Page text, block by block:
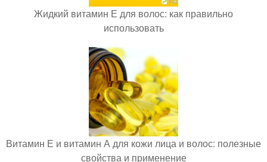
Жидкий витамин Е для волос: как правильно
использовать
Витамин Е и витамин А для кожи лица и волос: полезные
свойства и применение